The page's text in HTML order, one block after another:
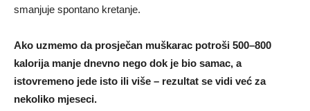
smanjuje spontano kretanje.
Ako uzmemo da prosječan muškarac potroši 500–800
kalorija manje dnevno nego dok je bio samac, a
istovremeno jede isto ili više – rezultat se vidi već za
nekoliko mjeseci.